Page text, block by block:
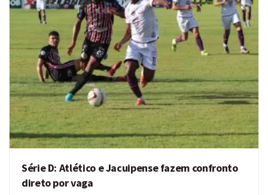
Série D: Atlético e Jacuipense fazem confronto
direto por vaga